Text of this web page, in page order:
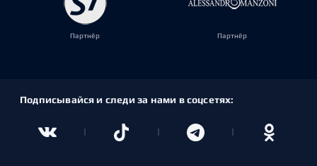
Партнёр Партнёр
Подписывайся и следи за нами в соцсетях: